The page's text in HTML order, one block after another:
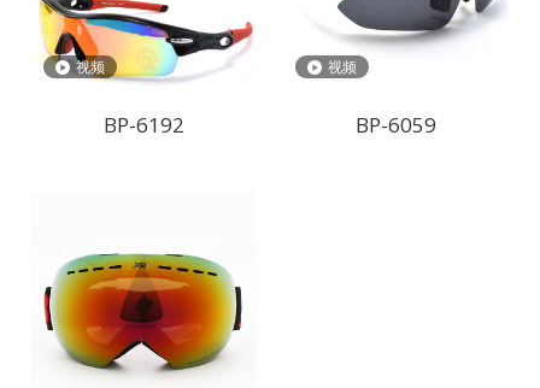
视频
BP-6192
视频
BP-6059